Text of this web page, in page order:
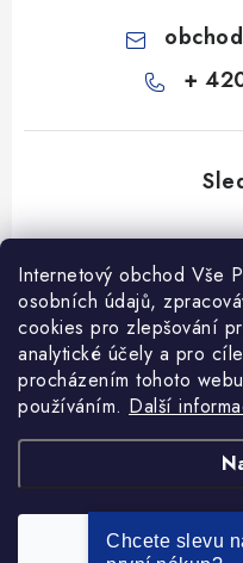
Internetový obchod Vše
osobních údajů,
cookies pro zlepšování
analytické účely a pro
procházením tohoto
používáním. Další
obchod
+
Informace pro Vás
Ceník dopravy
Kontakty
Obchodní podmínky
Podmínky ochrany osobních
Copyright 2026Vše Pro
Chcete slevu